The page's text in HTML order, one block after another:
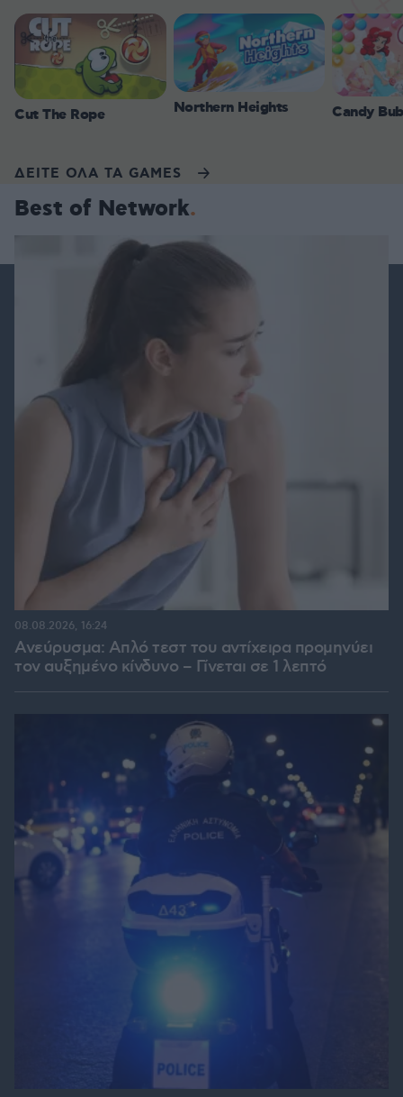
Cut The Rope Northern Heights Candy
ΔΕΙΤΕ ΟΛΑ ΤΑ GAMES
Best of Network
Ανεύρυσμα: Απλό τεστ του αντίχειρα προμηνύει
τον αυξημένο κίνδυνο – Γίνεται σε 1 λεπτό
08.08.2026, 16:24